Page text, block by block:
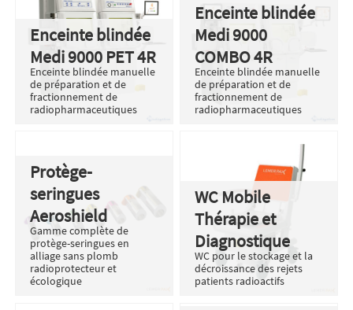
Enceinte blindée
Medi 9000 PET 4R
Enceinte blindée manuelle
de préparation et de
fractionnement de
radiopharmaceutiques
Enceinte blindée
Medi 9000
COMBO 4R
Enceinte blindée manuelle
de préparation et de
fractionnement de
radiopharmaceutiques
Protège-
seringues
Aeroshield
Gamme complète de
protège-seringues en
alliage sans plomb
radioprotecteur et
écologique
WC Mobile
Thérapie et
Diagnostique
WC pour le stockage et la
décroissance des rejets
patients radioactifs